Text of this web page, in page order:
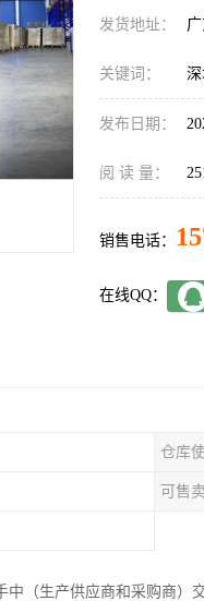
发货地址：
关键词：
发布日期：
阅 读 量：
销售电话：
在线QQ：
仓库
可售
（生产供应商和采购商